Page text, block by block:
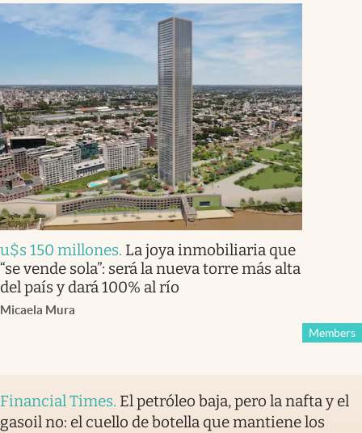
u$s 150 millones. La joya inmobiliaria que
“se vende sola”: será la nueva torre más alta
del país y dará 100% al río
Micaela Mura
Members
Financial Times. El petróleo baja, pero la nafta y el
gasoil no: el cuello de botella que mantiene los